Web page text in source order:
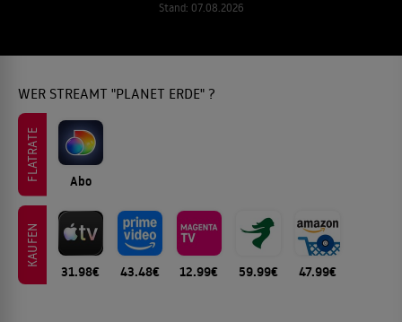
Stand: 07.08.2026
WER STREAMT "PLANET ERDE" ?
FLATRATE Abo
KAUFEN
31.98€ 43.48€ 12.99€ 59.99€ 47.99€